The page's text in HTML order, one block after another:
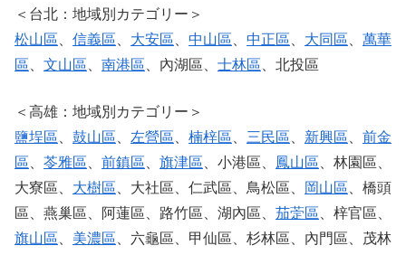
＜台北：地域別カテゴリー＞
松山區 、 信義區 、 大安區 、 中山區 、 中正區 、 大同區 、 萬華
區 、 文山區 、 南港區 、內湖區、 士林區 、北投區
＜高雄：地域別カテゴリー＞
鹽埕區 、 鼓山區 、 左營區 、 楠梓區 、 三民區 、 新興區 、 前金
區 、 苓雅區 、 前鎮區 、 旗津區 、小港區、 鳳山區 、林園區、
大寮區、 大樹區 、大社區、仁武區、鳥松區、 岡山區 、橋頭
區、燕巢區、阿蓮區、路竹區、湖內區、 茄萣區 、梓官區、
旗山區 、 美濃區 、六龜區、甲仙區、杉林區、內門區、茂林